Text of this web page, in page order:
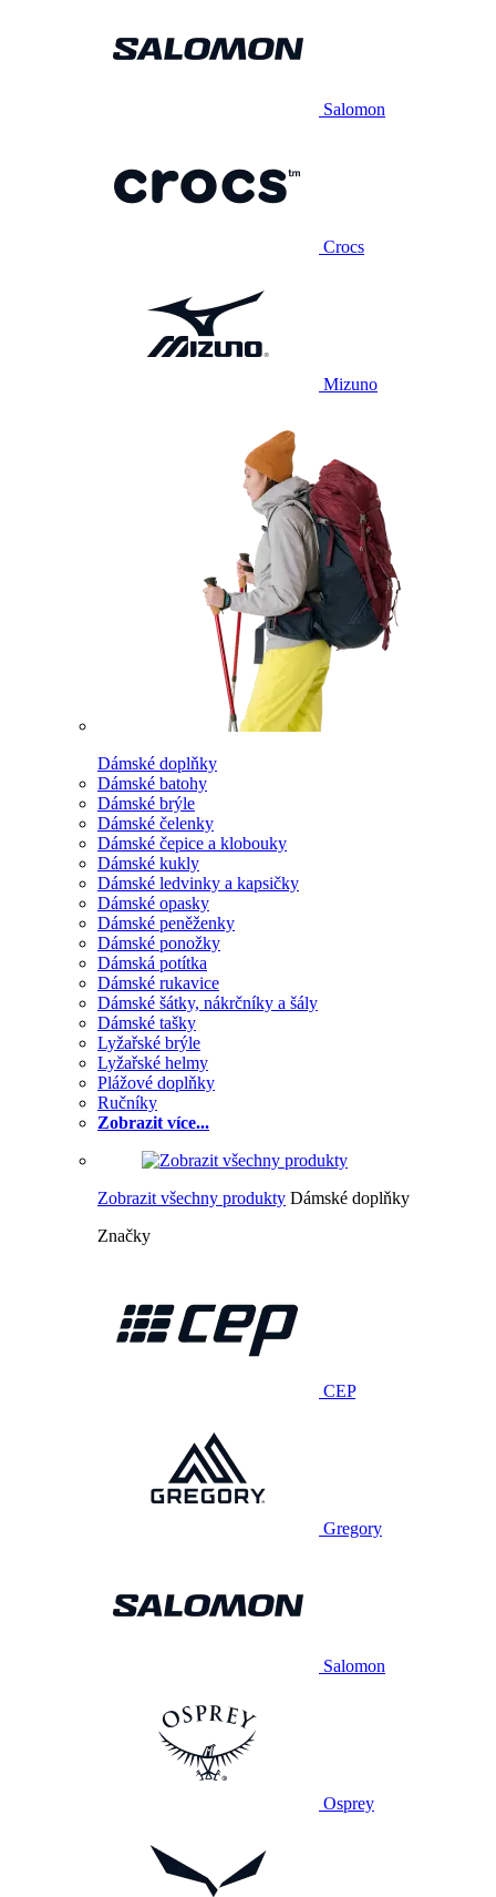
Salomon
Crocs
Mizuno
Dámské doplňky
Dámské batohy
Dámské brýle
Dámské čelenky
Dámské čepice a klobouky
Dámské kukly
Dámské ledvinky a kapsičky
Dámské opasky
Dámské peněženky
Dámské ponožky
Dámská potítka
Dámské rukavice
Dámské šátky, nákrčníky a šály
Dámské tašky
Lyžařské brýle
Lyžařské helmy
Plážové doplňky
Ručníky
Zobrazit více...
Zobrazit všechny produkty Dámské doplňky
Značky
CEP
Gregory
Salomon
Osprey